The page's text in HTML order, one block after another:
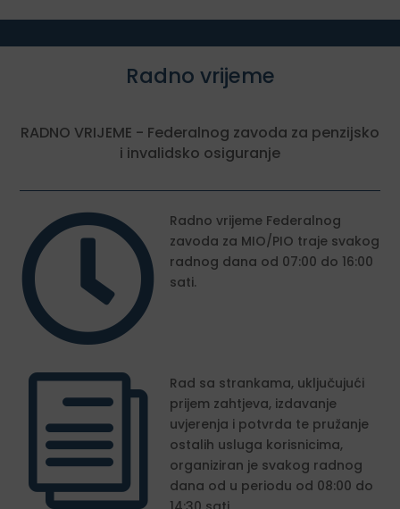
Radno vrijeme
RADNO VRIJEME - Federalnog zavoda za penzijsko
i invalidsko osiguranje

Radno vrijeme Federalnog
zavoda za MIO/PIO traje svakog
radnog dana od 07:00 do 16:00
sati.
i
Rad sa strankama, uključujući
prijem zahtjeva, izdavanje
uvjerenja i potvrda te pružanje
ostalih usluga korisnicima,
organiziran je svakog radnog
dana od u periodu od 08:00 do